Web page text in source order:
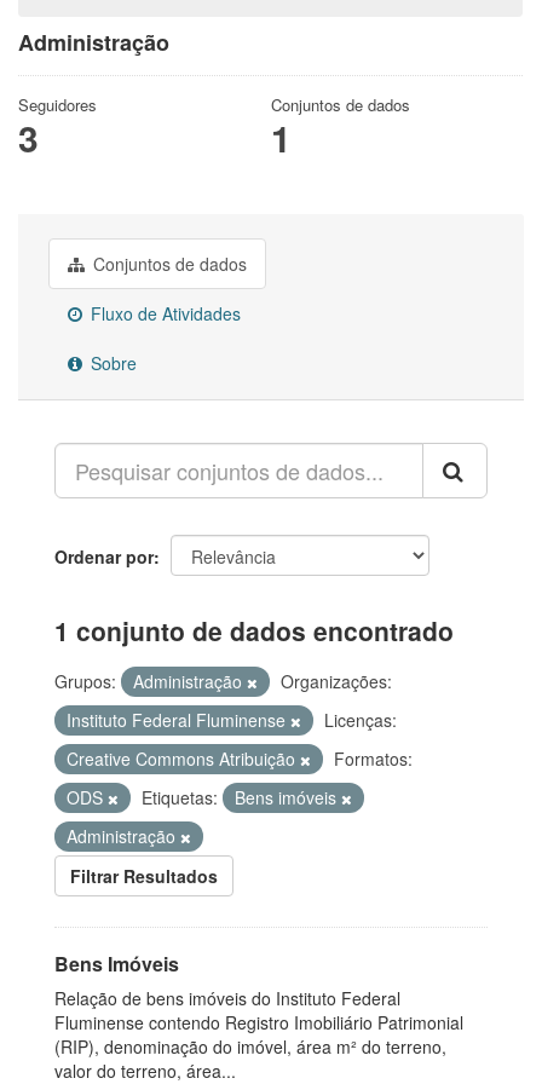
Administração
Seguidores
3
Conjuntos de dados
1
Conjuntos de dados
Fluxo de Atividades
Sobre
Ordenar por
1 conjunto de dados encontrado
Grupos: Administração
Organizações:
Instituto Federal Fluminense
Licenças:
Creative Commons Atribuição
Formatos:
ODS
Etiquetas:
Bens imóveis
Administração
Filtrar Resultados
Bens Imóveis
Relação de bens imóveis do Instituto Federal
Fluminense contendo Registro Imobiliário Patrimonial
(RIP), denominação do imóvel, área m² do terreno,
valor do terreno, área...